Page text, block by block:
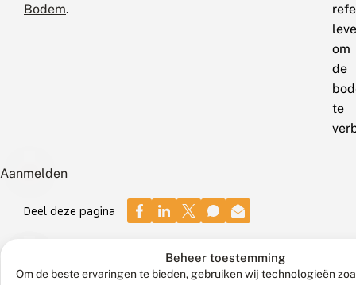
Beheer toestemming
Om de beste ervaringen te bieden, gebruiken wij technologieën
Bodem.
om
de
te
Aanmelden
Deel deze pagina
maart
mei